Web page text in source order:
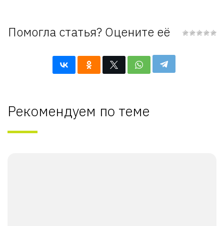
Помогла статья? Оцените её
Рекомендуем по теме